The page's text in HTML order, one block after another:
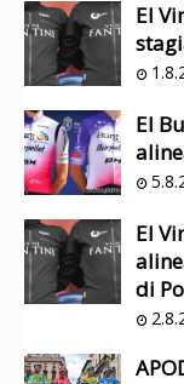
El
El
El
di